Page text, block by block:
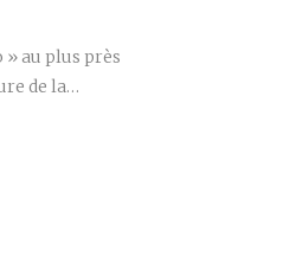
» au plus près
de la…